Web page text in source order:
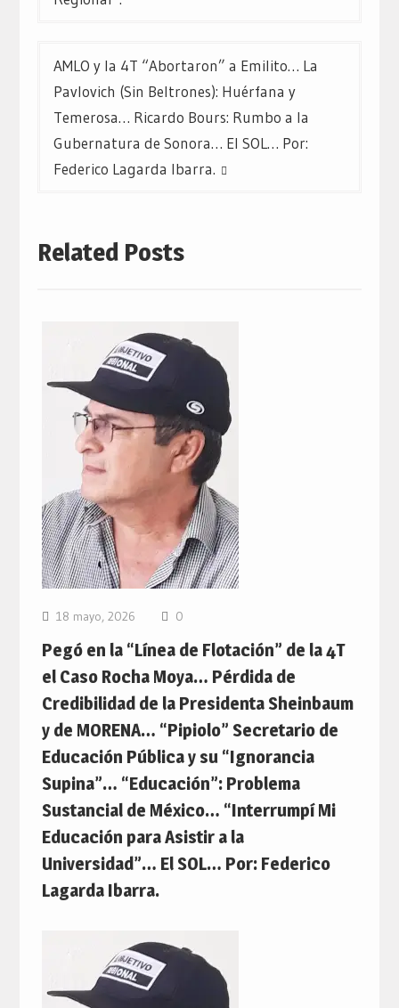
AMLO y la 4T “Abortaron” a Emilito… La
Pavlovich (Sin Beltrones): Huérfana y
Temerosa… Ricardo Bours: Rumbo a la
Gubernatura de Sonora… El SOL… Por:
Federico Lagarda Ibarra.
Related Posts
18 mayo, 2026 0
Pegó en la “Línea de Flotación” de la 4T
el Caso Rocha Moya… Pérdida de
Credibilidad de la Presidenta Sheinbaum
y de MORENA… “Pipiolo” Secretario de
Educación Pública y su “Ignorancia
Supina”… “Educación”: Problema
Sustancial de México… “Interrumpí Mi
Educación para Asistir a la
Universidad”… El SOL… Por: Federico
Lagarda Ibarra.